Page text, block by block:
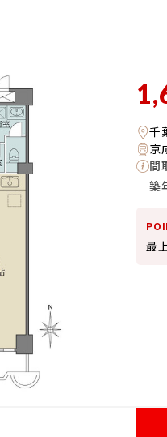
千
京
間
築
最